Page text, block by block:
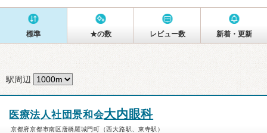
標準 ★の数 レビュー数 新着・更新
駅周辺
医療法人社団景和会大内眼科
京都府京都市南区唐橋羅城門町（西大路駅、東寺駅）